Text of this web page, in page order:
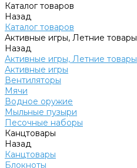
Каталог товаров
Назад
Каталог товаров
Активные игры, Летние товары
Назад
Активные игры, Летние товары
Активные игры
Вентиляторы
Мячи
Водное оружие
Мыльные пузыри
Песочные наборы
Канцтовары
Назад
Канцтовары
Блокноты